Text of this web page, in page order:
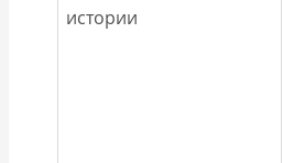
истории